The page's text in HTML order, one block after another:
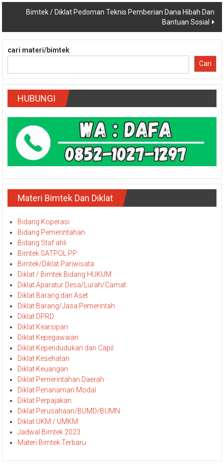
Bimtek / Diklat Pedoman Teknis Pemberian Dana Hibah Dan
Bantuan Sosial
cari materi/bimtek
Cari
HUBUNGI
Materi Bimtek Dan Diklat
Bidang Koperasi
Bidang Pemerintahan
Bidang Staf ahli
Bimtek SATPOL PP
Bimtek/Diklat Pariwisata
Diklat / Bimtek Bidang HUKUM
Diklat Aparatur Desa/Lurah/Camat
Diklat Barang dan Aset
Diklat Barang/Jasa Pemerintah
Diklat DPRD
Diklat Kearsipan
Diklat Kepegawaian
Diklat Kependudukan dan Capil
Diklat Kesehatan
Diklat Keuangan
Diklat Pemerintahan Daerah
Diklat Penanaman Modal
Diklat Perpajakan
Diklat Perusahaan/BUMD/BUMN
Diklat UKM / UMKM
Jadwal Bimtek 2023
Materi Bimtek Terbaru